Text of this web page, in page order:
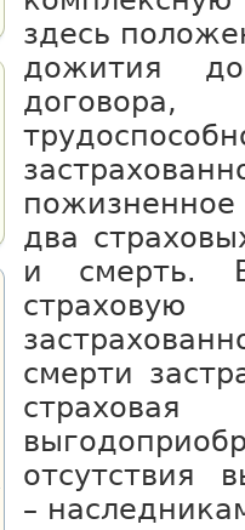
здесь
дожития
два
и смерть.
смерти
страховая
отсутствия
–